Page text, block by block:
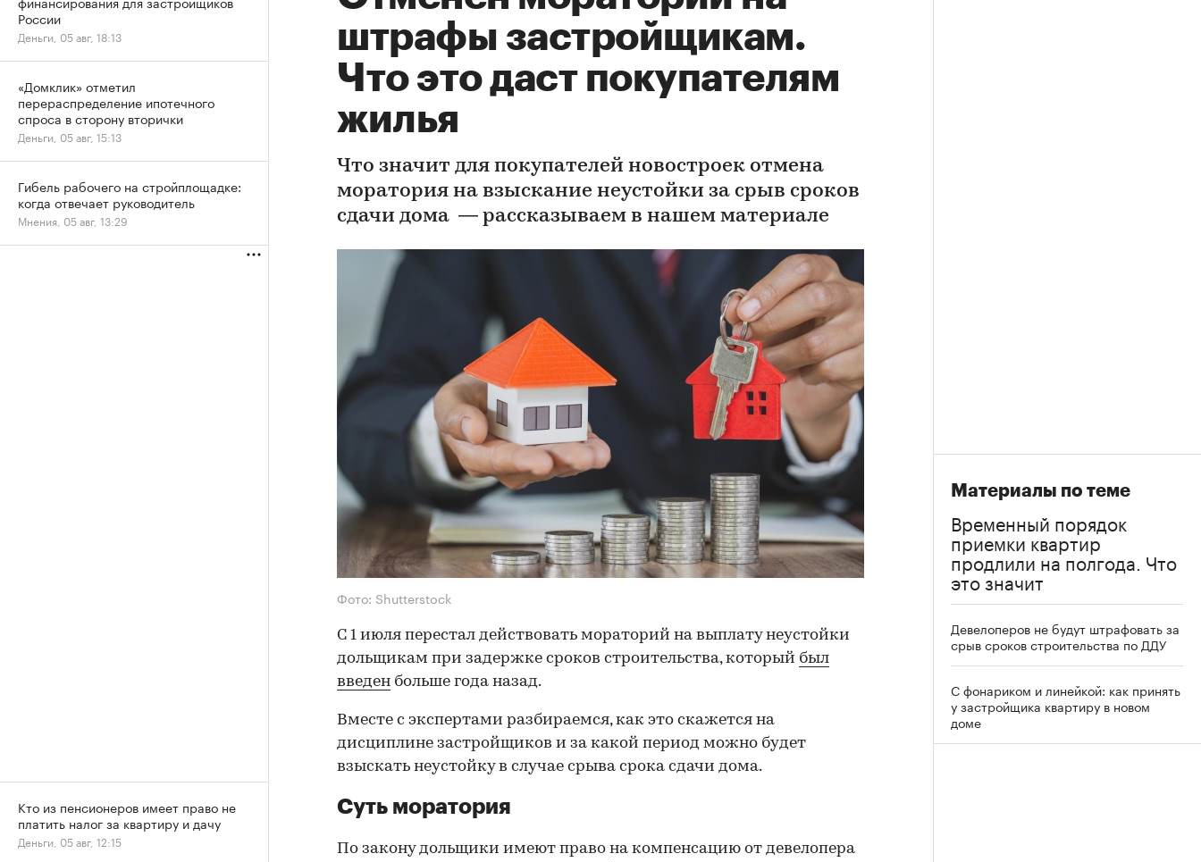
штрафы застройщикам.
Что это даст покупателям
жилья
Что значит для покупателей новостроек отмена
моратория на взыскание неустойки за срыв сроков
сдачи дома — рассказываем в нашем материале
Фото: Shutterstock
С 1 июля перестал действовать мораторий на выплату неустойки
дольщикам при задержке сроков строительства, который был
введен больше года назад.
Вместе с экспертами разбираемся, как это скажется на
дисциплине застройщиков и за какой период можно будет
взыскать неустойку в случае срыва срока сдачи дома.
Суть моратория
По закону дольщики имеют право на компенсацию от девелопера
Материалы по теме
Временный порядок
приемки квартир
продлили на полгода. Что
это значит
Девелоперов не будут штрафовать за
срыв сроков строительства по ДДУ
С фонариком и линейкой: как принять
у застройщика квартиру в новом
доме
России
Деньги, 05 авг, 18:13
«Домклик» отметил
перераспределение ипотечного
спроса в сторону вторички
Деньги, 05 авг, 15:13
Гибель рабочего на стройплощадке:
когда отвечает руководитель
Мнения, 05 авг, 13:29
Кто из пенсионеров имеет право не
платить налог за квартиру и дачу
Деньги, 05 авг, 12:15